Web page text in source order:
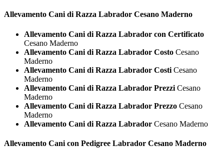
Allevamento Cani di Razza Labrador Cesano Maderno
Allevamento Cani di Razza Labrador con Certificato
Cesano Maderno
Allevamento Cani di Razza Labrador Costo Cesano
Maderno
Allevamento Cani di Razza Labrador Costi Cesano
Maderno
Allevamento Cani di Razza Labrador Prezzi Cesano
Maderno
Allevamento Cani di Razza Labrador Prezzo Cesano
Maderno
Allevamento Cani di Razza Labrador Cesano Maderno
Allevamento Cani con Pedigree Labrador Cesano Maderno